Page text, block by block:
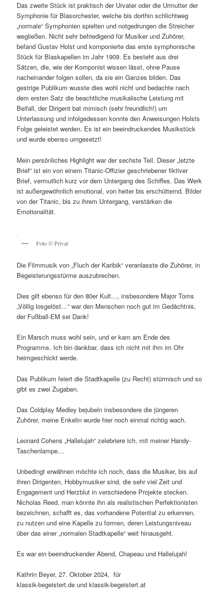
Das zweite Stück ist praktisch der Urvater oder die Urmutter der
Symphonie für Blasorchester, welche bis dorthin schlichtweg
„normale“ Symphonien spielten und notgedrungen die Streicher
wegließen. Nicht sehr befriedigend für Musiker und Zuhörer,
befand Gustav Holst und komponierte das erste symphonische
Stück für Blaskapellen im Jahr 1909. Es besteht aus drei
Sätzen, die, wie der Komponist wissen lässt, ohne Pause
nacheinander folgen sollen, da sie ein Ganzes bilden. Das
gestrige Publikum wusste dies wohl nicht und bedachte nach
dem ersten Satz die beachtliche musikalische Leistung mit
Beifall, der Dirigent bat mimisch (sehr freundlich!) um
Unterlassung und infolgedessen konnte den Anweisungen Holsts
Folge geleistet werden. Es ist ein beeindruckendes Musikstück
und wurde ebenso umgesetzt!
Mein persönliches Highlight war der sechste Teil. Dieser „letzte
Brief“ ist ein von einem Titanic-Offizier geschriebener fiktiver
Brief, vermutlich kurz vor dem Untergang des Schiffes. Das Werk
ist außergewöhnlich emotional, von heiter bis erschütternd. Bilder
von der Titanic, bis zu ihrem Untergang, verstärken die
Emotionalität.
Foto © Privat
Die Filmmusik von „Fluch der Karibik“ veranlasste die Zuhörer, in
Begeisterungsstürme auszubrechen.
Dies gilt ebenso für den 80er Kult…, insbesondere Major Toms
„Völlig losgelöst…“ war den Menschen noch gut im Gedächtnis,
der Fußball-EM sei Dank!
Ein Marsch muss wohl sein, und er kam am Ende des
Programms. Ich bin dankbar, dass ich nicht mit ihm im Ohr
heimgeschickt werde.
Das Publikum feiert die Stadtkapelle (zu Recht) stürmisch und so
gibt es zwei Zugaben.
Das Coldplay Medley bejubeln insbesondere die jüngeren
Zuhörer, meine Enkelin wurde hier noch einmal richtig wach.
Leonard Cohens „Hallelujah“ zelebriere ich, mit meiner Handy-
Taschenlampe…
Unbedingt erwähnen möchte ich noch, dass die Musiker, bis auf
ihren Dirigenten, Hobbymusiker sind, die sehr viel Zeit und
Engagement und Herzblut in verschiedene Projekte stecken.
Nicholas Reed, man könnte ihn als realistischen Perfektionisten
bezeichnen, schafft es, das vorhandene Potential zu erkennen,
zu nutzen und eine Kapelle zu formen, deren Leistungsniveau
über das einer „normalen Stadtkapelle“ weit hinausgeht.
Es war ein beeindruckender Abend, Chapeau und Hallelujah!
Kathrin Beyer, 27. Oktober 2024, für
klassik-begeistert.de und klassik-begeistert.at